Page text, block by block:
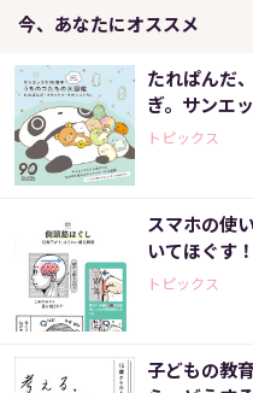
今、あなたにオススメ
たれぱんだ
ぎ。サンエ
トピックス
スマホの使
いてほぐす！
トピックス
子どもの教